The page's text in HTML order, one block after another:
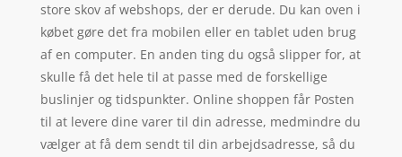
store skov af webshops, der er derude. Du kan oven i
købet gøre det fra mobilen eller en tablet uden brug
af en computer. En anden ting du også slipper for, at
skulle få det hele til at passe med de forskellige
buslinjer og tidspunkter. Online shoppen får Posten
til at levere dine varer til din adresse, medmindre du
vælger at få dem sendt til din arbejdsadresse, så du